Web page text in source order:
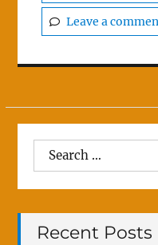
Leave a
Search
for:
Recent Posts